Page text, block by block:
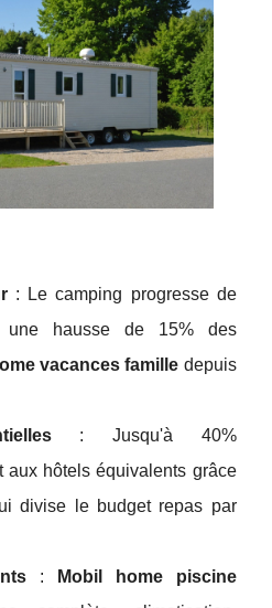
: Le camping progresse de
hausse de 15% des
vacances famille depuis
: Jusqu'à 40%
aux hôtels équivalents grâce
divise le budget repas par
:
Mobil home piscine